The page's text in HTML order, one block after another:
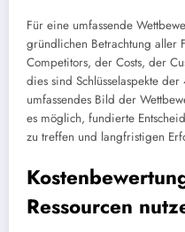
Für eine umfassende
gründlichen Betrachtung aller
Competitors, der Costs, der
dies sind Schlüsselaspekte
umfassendes Bild der
es möglich, fundierte
zu treffen und langfristigen
Ressourcen